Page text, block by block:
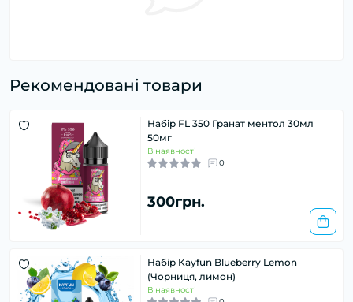
Рекомендовані товари
Набір FL 350 Гранат ментол 30мл
50мг
В наявності
0
300грн.
Набір Kayfun Blueberry Lemon
(Чорниця, лимон)
В наявності